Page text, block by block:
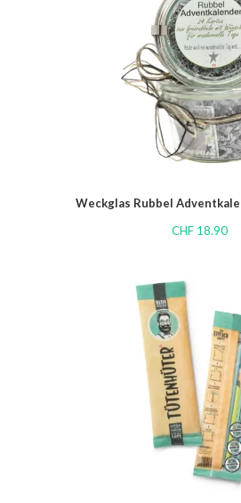
Weckglas Rubbel
CHF18.90